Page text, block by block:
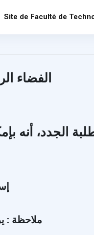
Site de Faculté de
الفضاء
الجدد، أنه
ملاحظة :